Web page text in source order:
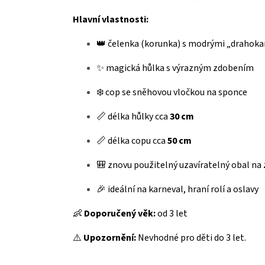
Hlavní vlastnosti:
👑 čelenka (korunka) s modrými
✨ magická hůlka s výrazným zdobením
❄️ cop se sněhovou vločkou na sponce
📏 délka hůlky cca30 cm
📏 délka copu cca50 cm
🎒 znovu použitelný uzavíratelný obal na
🎉 ideální na karneval, hraní rolí a oslavy
👶 Doporučený věk:od 3 let
⚠️ Upozornění:Nevhodné pro děti do 3 let.